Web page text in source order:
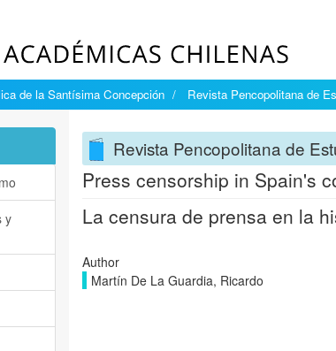
de la Santísima Concepción Revista Pencopolitana de
Revista Pencopolitana de
Press censorship in Spain's
La censura de prensa en la
Author
Martín De La Guardia, Ricardo
y